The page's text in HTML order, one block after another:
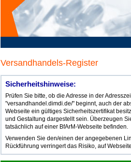
Versandhandels-Register
Sicherheitshinweise:
Prüfen Sie bitte, ob die Adresse in der
"versandhandel.dimdi.de/" beginnt, auch der
Webseite ein gültiges Sicherheitszertifikat
und Gestaltung dargestellt sein. Überzeugen
tatsächlich auf einer BfArM-Webseite befinden.
Verwenden Sie den/einen der angegebenen
Rückführung verringert das Risiko, auf